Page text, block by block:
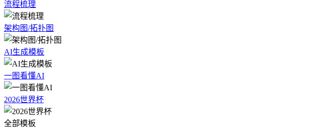
流程梳理
架构图/拓扑图
AI生成模板
一图看懂AI
2026世界杯
全部模板